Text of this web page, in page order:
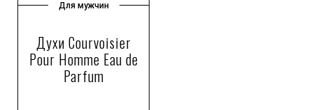
Для мужчин
Духи Courvoisier
Pour Homme Eau de
Parfum